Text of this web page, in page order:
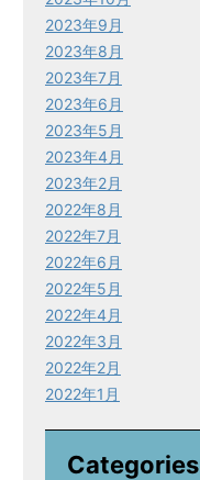
2023年9月
2023年8月
2023年7月
2023年6月
2023年5月
2023年4月
2023年2月
2022年8月
2022年7月
2022年6月
2022年5月
2022年4月
2022年3月
2022年2月
2022年1月
Categories